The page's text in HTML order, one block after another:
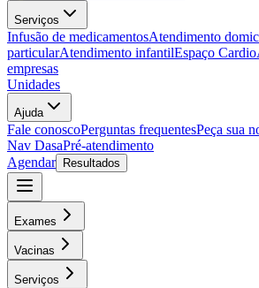
Serviços
Infusão de medicamentosAtendimento
particularAtendimento infantilEspaço Cardio
empresas
Unidades
Ajuda
Fale conoscoPerguntas frequentesPeça sua
Nav DasaPré-atendimento
Agendar
Resultados
Exames
Vacinas
Serviços